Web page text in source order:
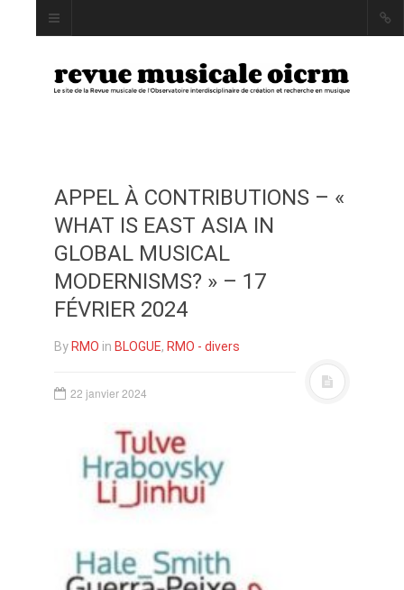
INDEX
AUTEUR·RICE·S
MOTS CLÉS
PRÉSENTATION ET
LA RÉDACTION
COMITÉ DE LECTURE
PROTOCOLE DE
SOUMISSION
APPEL À CONTRIBUTIONS – «
WHAT IS EAST ASIA IN
GLOBAL MUSICAL
MODERNISMS? » – 17
FÉVRIER 2024
By RMO in BLOGUE, RMO - divers
22 janvier 2024